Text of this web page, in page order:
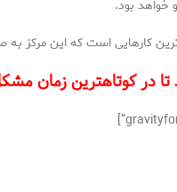
خواهد بود.
کارهایی است که این مرکز
تا در کوتاهترین زمان